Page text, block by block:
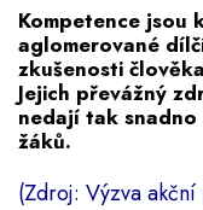
Kompetence jsou
aglomerované
zkušenosti
Jejich převážný
nedají tak
žáků.
(Zdroj: Výzva